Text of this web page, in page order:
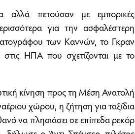
αλλά πετούσαν με εμπορικές
για την ασφαλέστερη
των Καννών, το Γκραν
ΗΠΑ που σχετίζονται με το
κίνηση προς τη Μέση Ανατολή
χώρου, η ζήτηση για ταξίδια
να πλησιάσει σε επίπεδα ρεκόρ